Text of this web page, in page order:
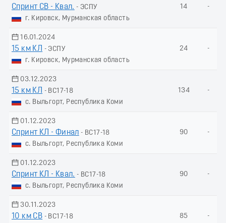
Спринт СВ - Квал. - ЭСПУ
г. Кировск, Мурманская область
14 -
16.01.2024
15 км КЛ
- ЭСПУ
г. Кировск, Мурманская область
24 -
03.12.2023
15 км КЛ
- ВС17-18
с. Выльгорт, Республика Коми
134 -
01.12.2023
Спринт КЛ - Финал - ВС17-18
с. Выльгорт, Республика Коми
90 -
01.12.2023
Спринт КЛ - Квал. - ВС17-18
с. Выльгорт, Республика Коми
90 -
30.11.2023
10 км СВ - ВС17-18
85 -